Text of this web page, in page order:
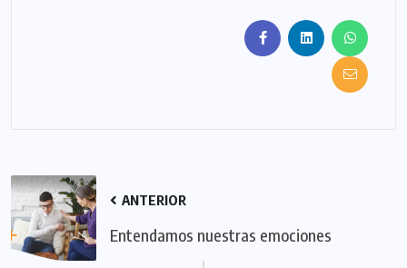
ANTERIOR
Entendamos nuestras emociones